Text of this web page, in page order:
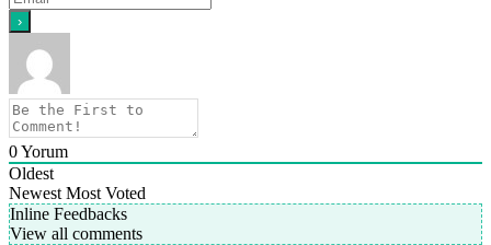
0Yorum
Oldest
Newest Most Voted
Inline Feedbacks
View all comments